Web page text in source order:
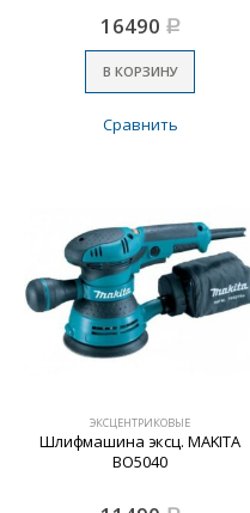
16490 Р
В КОРЗИНУ
Сравнить
ЭКСЦЕНТРИКОВЫЕ
Шлифмашина эксц. MAKITA
BO5040